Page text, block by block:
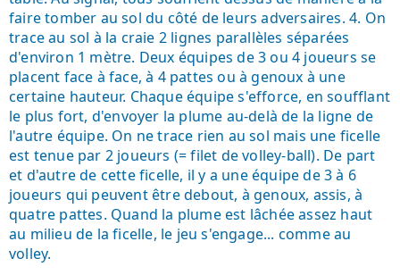
faire tomber au sol du côté de leurs adversaires. 4. On
trace au sol à la craie 2 lignes parallèles séparées
d'environ 1 mètre. Deux équipes de 3 ou 4 joueurs se
placent face à face, à 4 pattes ou à genoux à une
certaine hauteur. Chaque équipe s'efforce, en soufflant
le plus fort, d'envoyer la plume au-delà de la ligne de
l'autre équipe. On ne trace rien au sol mais une ficelle
est tenue par 2 joueurs (= filet de volley-ball). De part
et d'autre de cette ficelle, il y a une équipe de 3 à 6
joueurs qui peuvent être debout, à genoux, assis, à
quatre pattes. Quand la plume est lâchée assez haut
au milieu de la ficelle, le jeu s'engage... comme au
volley.